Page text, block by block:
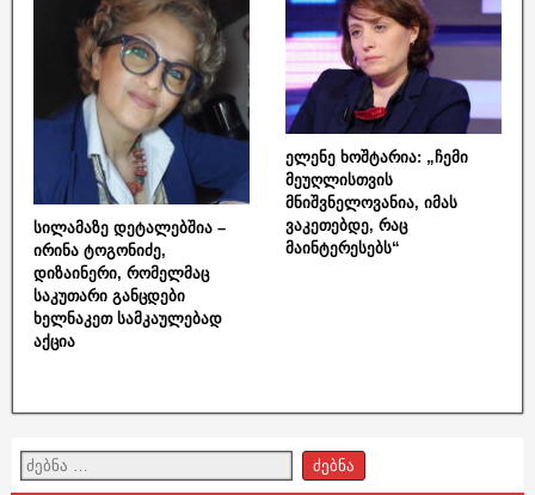
სილამაზე დეტალებშია –
ირინა ტოგონიძე,
დიზაინერი, რომელმაც
საკუთარი განცდები
ხელნაკეთ სამკაულებად
აქცია
ელენე ხოშტარია: „ჩემი
მეუღლისთვის
მნიშვნელოვანია, იმას
ვაკეთებდე, რაც
მაინტერესებს“